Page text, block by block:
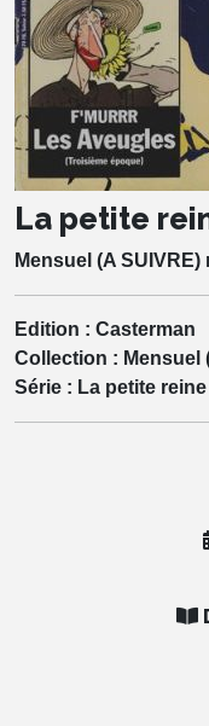
La petite
Mensuel (A SUIVRE)
Edition : Casterman
Collection : Mensuel
Série : La petite reine